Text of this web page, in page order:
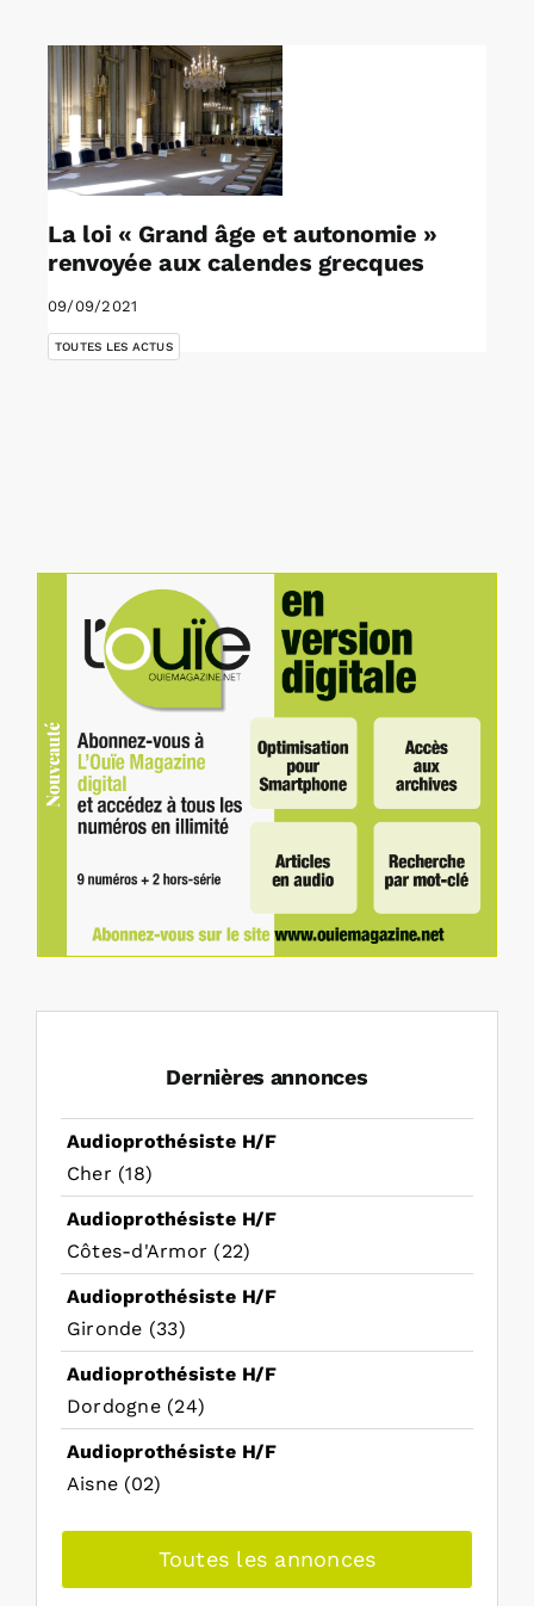
Rechercher:
Annonces emploi
La loi « Grand âge et autonomie »
renvoyée aux calendes grecques
09/09/2021
TOUTES LES ACTUS
Dernières annonces
Audioprothésiste H/F
Cher (18)
Audioprothésiste H/F
Côtes-d'Armor (22)
Audioprothésiste H/F
Gironde (33)
Audioprothésiste H/F
Dordogne (24)
Audioprothésiste H/F
Aisne (02)
Toutes les annonces